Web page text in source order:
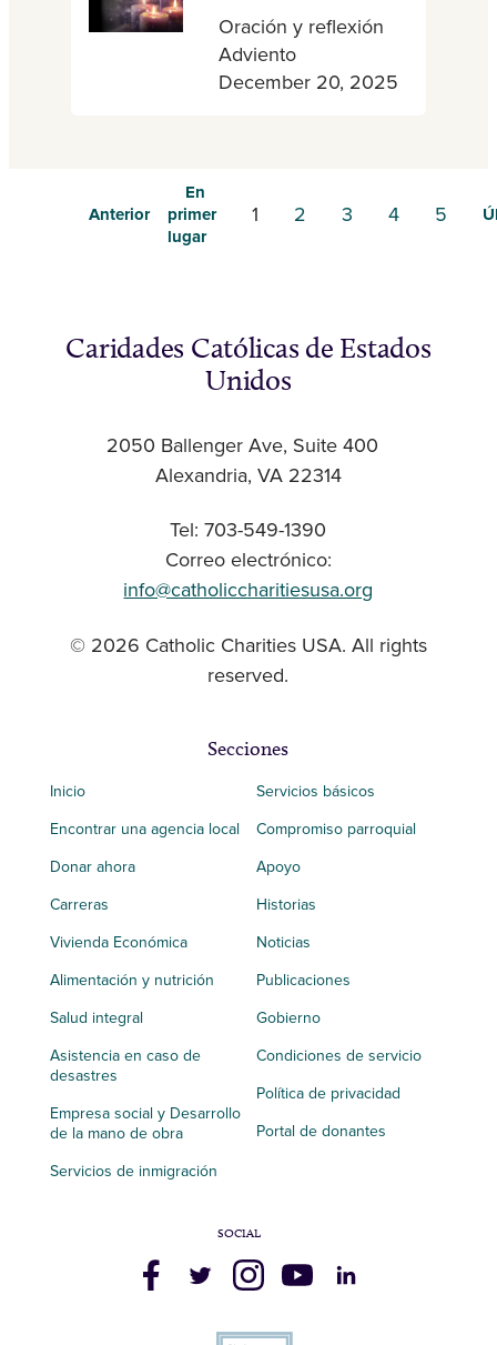
Oración y reflexión
Adviento
December 20, 2025
Anterior
En
primer
lugar
1 2 3 4 5
Caridades Católicas de Estados
Unidos
2050 Ballenger Ave, Suite 400
Alexandria, VA 22314
Tel: 703-549-1390
Correo electrónico:
info@catholiccharitiesusa.org
© 2026 Catholic Charities USA. All rights
reserved.
Secciones
Inicio
Encontrar una agencia local
Donar ahora
Carreras
Vivienda Económica
Alimentación y nutrición
Salud integral
Asistencia en caso de
desastres
Empresa social y Desarrollo
de la mano de obra
Servicios de inmigración
Servicios básicos
Compromiso parroquial
Apoyo
Historias
Noticias
Publicaciones
Gobierno
Condiciones de servicio
Política de privacidad
Portal de donantes
SOCIAL